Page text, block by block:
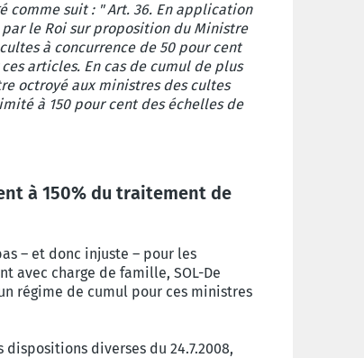
comme suit : " Art. 36. En application
le Roi sur proposition du Ministre
à concurrence de 50 pour cent
articles. En cas de cumul de plus
octroyé aux ministres des cultes
à 150 pour cent des échelles de
à 150% du traitement de
– et donc injuste – pour les
avec charge de famille, SOL-De
régime de cumul pour ces ministres
diverses du 24.7.2008,